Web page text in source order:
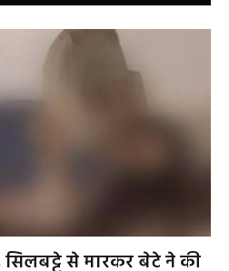
सिलबट्टे से मारकर बेटे ने की